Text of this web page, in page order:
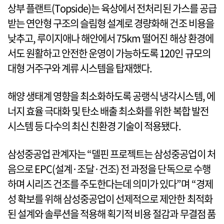
상부 플랜트(Topside)는 육상에서 전처리된 가스를 공급
받는 연안형 구조의 슬림형 설계로 경량화해 건조 비용을
낮추고, 루이지애나 해안에서 75km 떨어진 해상 환경에
서도 원활하고 안전한 운영이 가능하도록 120인 규모의
대형 거주구와 계류 시스템을 탑재했다.
해양 생태계 영향을 최소화하도록 공랭식 냉각시스템, 에
너지 효율 극대화 및 탄소 배출 최소화를 위한 복합 발전
시스템 등 다수의 최신 친환경 기술이 적용됐다.
삼성중공업 관계자는 “델핀 프로젝트는 삼성중공업이 처
음으로 EPC(설계·조달·건조) 전 과정을 단독으로 수행
하며 시리즈 건조를 주도한다는데 의미가 있다”며 “경제
성 확보를 위해 삼성중공업이 선제적으로 제안한 최적화
된 설계와 솔루션을 적용해 획기적 비용 절감과 무결점 품